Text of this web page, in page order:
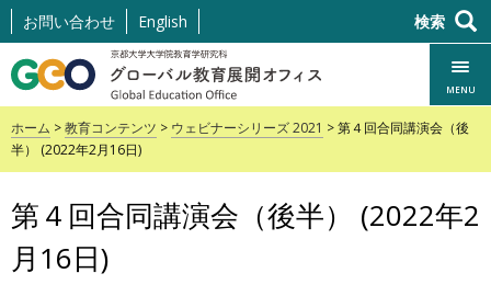
コ
ン
テ
ン
ト
ス
ッ
お問い合わせ English 検索
MENU
ホーム >教育コンテンツ > ウェビナーシリーズ 2021 > 第４回合同講演会（後
半） (2022年2月16日)
第４回合同講演会（後半） (2022年2
月16日)